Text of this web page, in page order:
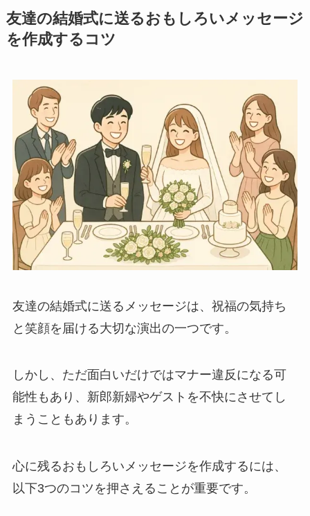
よくご利用いただく弔電
祝電の送り方
弔電の送り方
冠婚葬祭マナー
電報活用術
お客様の声
友達の結婚式に送るおもしろいメッセージ
を作成するコツ
友達の結婚式に送るメッセージは、祝福の気持ち
と笑顔を届ける大切な演出の一つです。
しかし、ただ面白いだけではマナー違反になる可
能性もあり、新郎新婦やゲストを不快にさせてし
まうこともあります。
心に残るおもしろいメッセージを作成するには、
以下3つのコツを押さえることが重要です。